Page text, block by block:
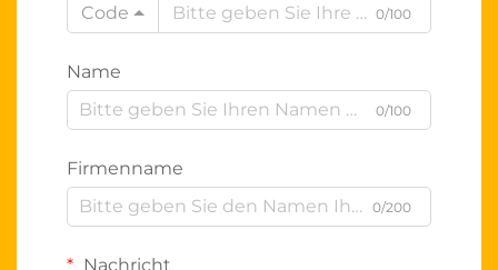
Code 0/100
Name
0/100
Firmenname
0/200
Nachricht